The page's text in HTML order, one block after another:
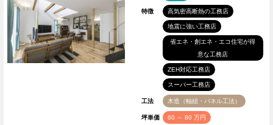
特徴 高気密高断熱の工務店
地震に強い工務店
省エネ・創エネ・エコ住宅が得
意な工務店
ZEH対応工務店
スーパー工務店
工法 木造（軸組・パネル工法）
坪単価 60 ～ 80 万円